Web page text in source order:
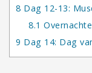
8 Dag 12-13:
8.1
9 Dag 14: Dag